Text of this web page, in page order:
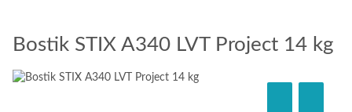
Bostik STIX A340 LVT Project 14 kg